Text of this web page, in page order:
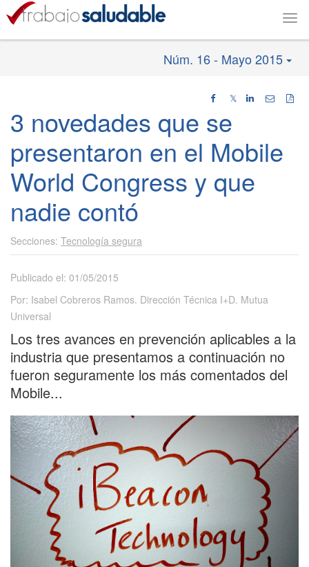
Núm. 16 - Mayo 2015
𝕏
3 novedades que se
presentaron en el Mobile
World Congress y que
nadie contó
Tecnología segura
Publicado el: 01/05/2015
Por: Isabel Cobreros Ramos. Dirección Técnica I+D. Mutua
Universal
Los tres avances en prevención aplicables a la
industria que presentamos a continuación no
fueron seguramente los más comentados del
Mobile...